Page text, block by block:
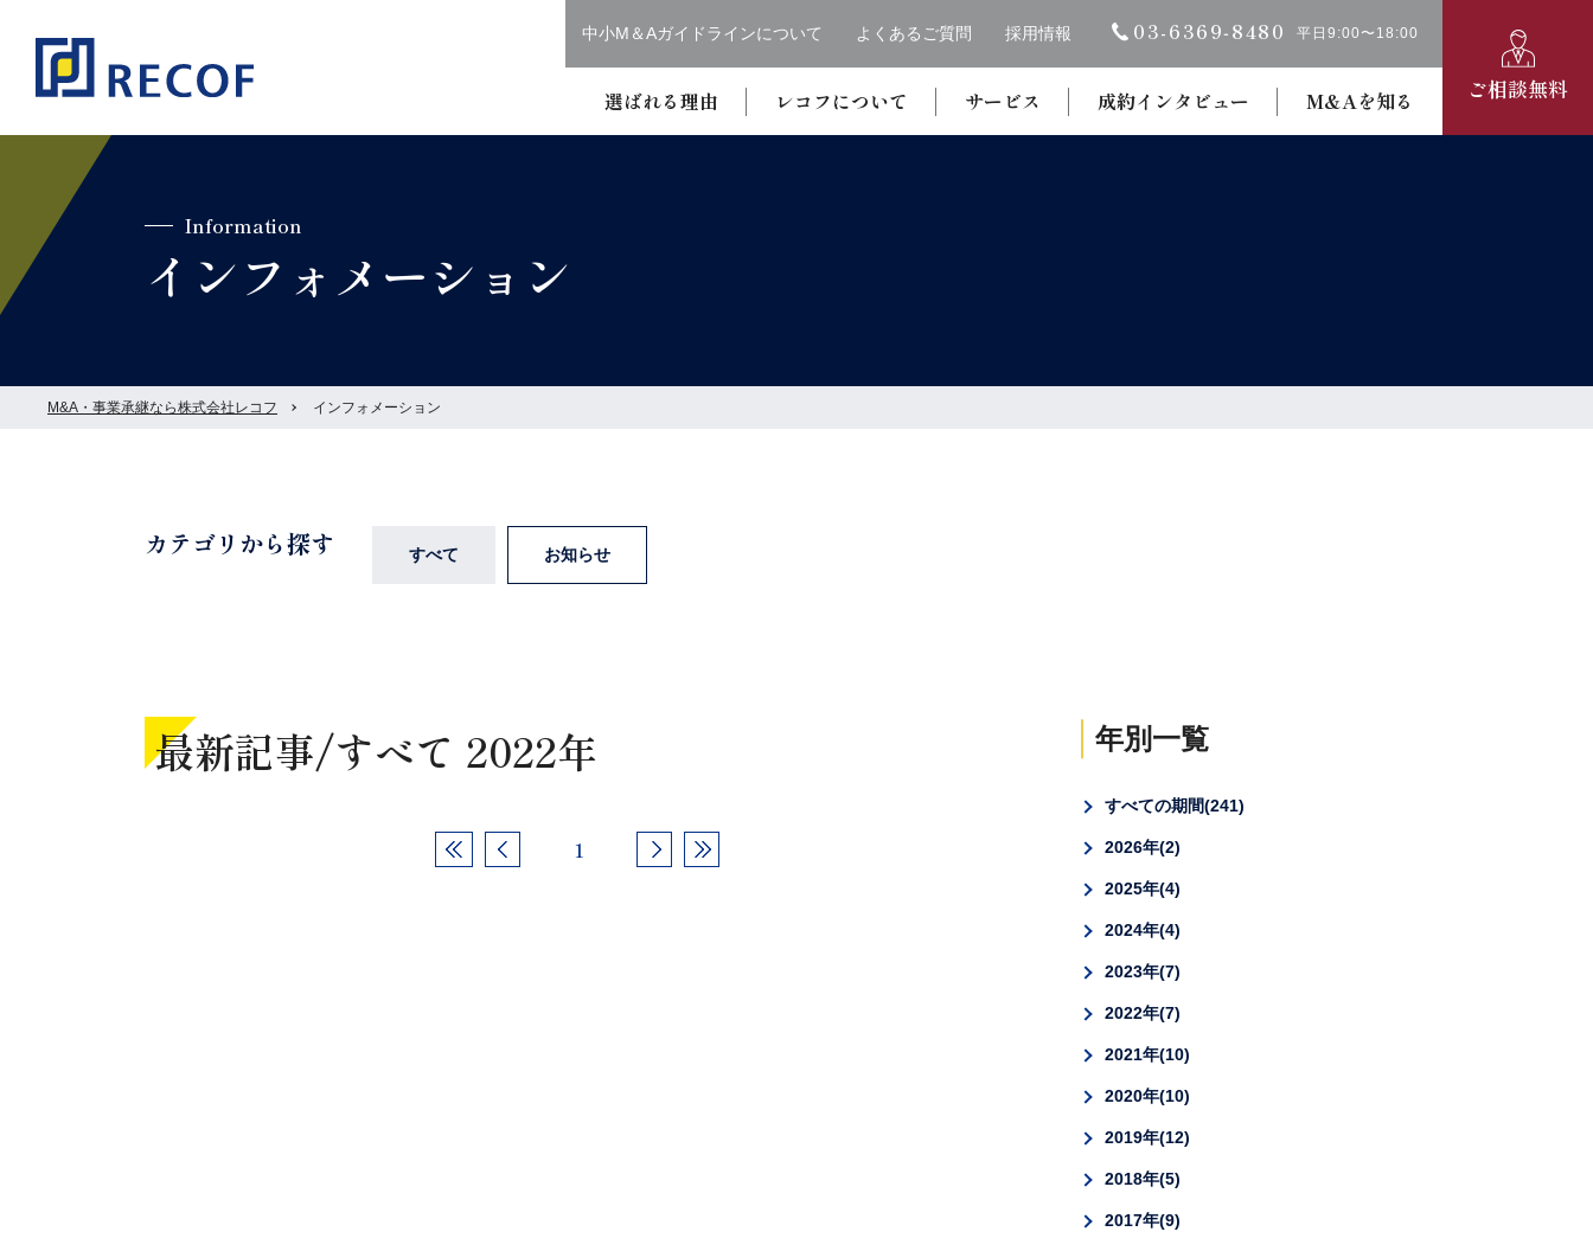
中小M＆Aガイドラインについて よくあるご質問 採用情報 03-6369‐8480 平日9:00〜18:00
選ばれる理由 レコフについて サービス 成約インタビュー M&Aを知る ご相談無料
Information
インフォメーション
M&A・事業承継なら株式会社レコフ インフォメーション
カテゴリから探す すべて お知らせ
最新記事/すべて 2022年
1
年別一覧
すべての期間 241
2026年 2
2025年 4
2024年 4
2023年 7
2022年 7
2021年 10
2020年 10
2019年 12
2018年 5
2017年 9